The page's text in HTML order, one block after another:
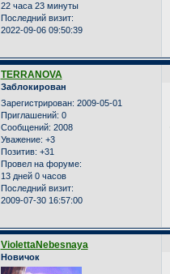
22 часа 23 минуты
Последний визит:
2022-09-06 09:50:39
TERRANOVA
Заблокирован
Зарегистрирован: 2009-05-01
Приглашений: 0
Сообщений: 2008
Уважение: +3
Позитив: +31
Провел на форуме:
13 дней 0 часов
Последний визит:
2009-07-30 16:57:00
ViolettaNebesnaya
Новичок